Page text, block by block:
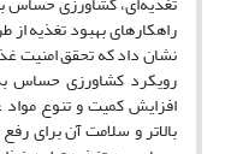
راهکارهای بهبود تغذیه
نشان داد که تحقق امنیت
رویکرد کشاورزی حساس
افزایش کمیت و تنوع
بالاتر و سلامت آن برای